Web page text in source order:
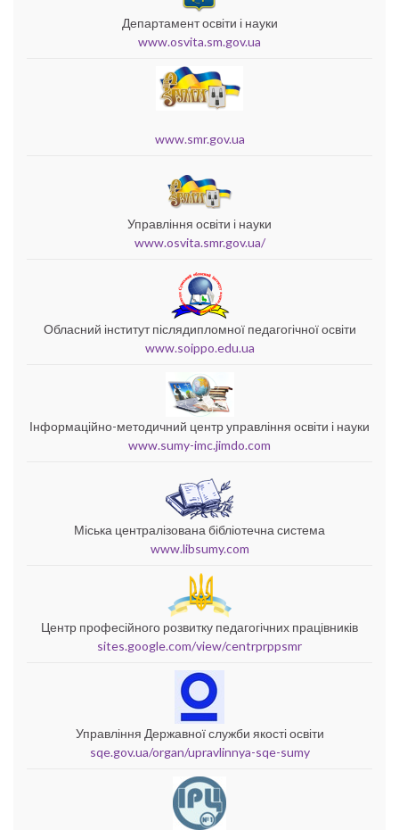
Департамент освіти і науки
www.osvita.sm.gov.ua
www.smr.gov.ua
Управління освіти і науки
www.osvita.smr.gov.ua/
Обласний інститут післядипломної педагогічної освіти
www.soippo.edu.ua
Інформаційно-методичний центр управління освіти і науки
www.sumy-imc.jimdo.com
Міська централізована бібліотечна система
www.libsumy.com
Центр професійного розвитку педагогічних працівників
sites.google.com/view/centrprppsmr
Управління Державної служби якості освіти
sqe.gov.ua/organ/upravlinnya-sqe-sumy